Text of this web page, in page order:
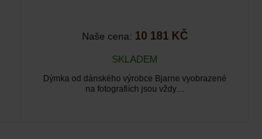
Naše cena: 10 181 KČ
SKLADEM
Dýmka od dánského výrobce Bjarne vyobrazené
na fotografiích jsou vždy…